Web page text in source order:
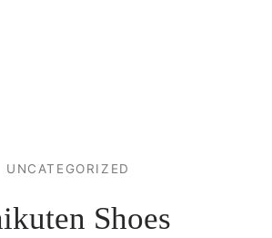
UNCATEGORIZED
Shoes